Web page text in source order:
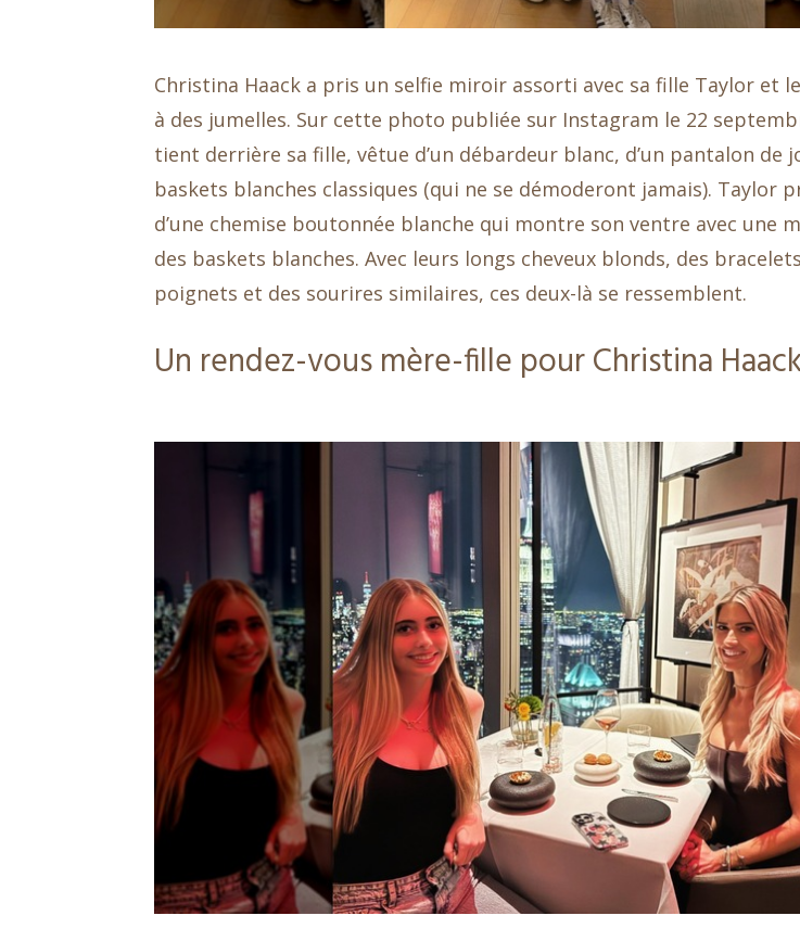
Christina Haack a pris un selfie miroir assorti avec sa fille Taylor et
à des jumelles. Sur cette photo publiée sur Instagram le 22
tient derrière sa fille, vêtue d’un débardeur blanc, d’un pantalon de
baskets blanches classiques (qui ne se démoderont jamais). Taylor
d’une chemise boutonnée blanche qui montre son ventre avec une
des baskets blanches. Avec leurs longs cheveux blonds, des
poignets et des sourires similaires, ces deux-là se ressemblent.
Un rendez-vous mère-fille pour Christina